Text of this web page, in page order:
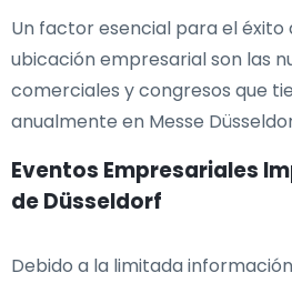
Un factor esencial para el éxito
ubicación empresarial son las
comerciales y congresos que
anualmente en Messe
Eventos Empresariales
de Düsseldorf
Debido a la limitada